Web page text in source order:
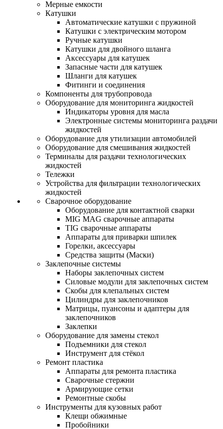
Мерные емкости
Катушки
Автоматические катушки с пружиной
Катушки с электрическим мотором
Ручные катушки
Катушки для двойного шланга
Аксессуары для катушек
Запасные части для катушек
Шланги для катушек
Фитинги и соединения
Компоненты для трубопровода
Оборудование для мониторинга жидкостей
Индикаторы уровня для масла
Электронные системы мониторинга раздачи
жидкостей
Оборудование для утилизации автомобилей
Оборудование для смешивания жидкостей
Терминалы для раздачи технологических
жидкостей
Тележки
Устройства для фильтрации технологических
жидкостей
Сварочное оборудование
Оборудование для контактной сварки
MIG MAG сварочные аппараты
TIG сварочные аппараты
Аппараты для приварки шпилек
Горелки, аксессуары
Средства защиты (Маски)
Заклепочные системы
Наборы заклепочных систем
Силовые модули для заклепочных систем
Скобы для клепальных систем
Цилиндры для заклепочников
Матрицы, пуансоны и адаптеры для
заклепочников
Заклепки
Оборудование для замены стекол
Подъемники для стекол
Инструмент для стёкол
Ремонт пластика
Аппараты для ремонта пластика
Сварочные стержни
Армирующие сетки
Ремонтные скобы
Инструменты для кузовных работ
Клещи обжимные
Пробойники